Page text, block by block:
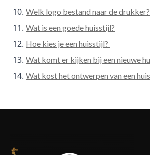
Welk logo bestand naar de drukker?
Wat is een goede huisstijl?
Hoe kies je een huisstijl?
Wat komt er kijken bij een nieuwe
Wat kost het ontwerpen van een